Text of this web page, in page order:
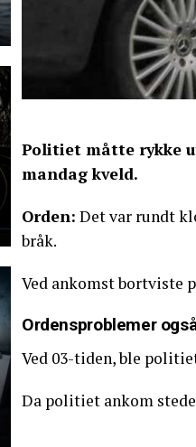
Politiet måtte rykke
mandag kveld.
Orden: Det var rundt
bråk.
Ved ankomst bortviste
Ordensproblemer
Ved 03-tiden, ble
Da politiet ankom